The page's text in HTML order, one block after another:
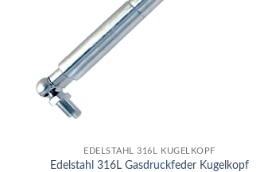
EDELSTAHL 316L KUGELKOPF
Edelstahl 316L Gasdruckfeder Kugelkopf